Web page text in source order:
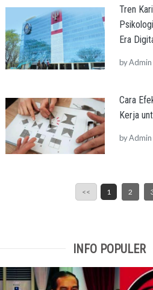
Tren
Era
byAdmin
Cara
Kerja
byAdmin
<< 1 2
INFO POPULER